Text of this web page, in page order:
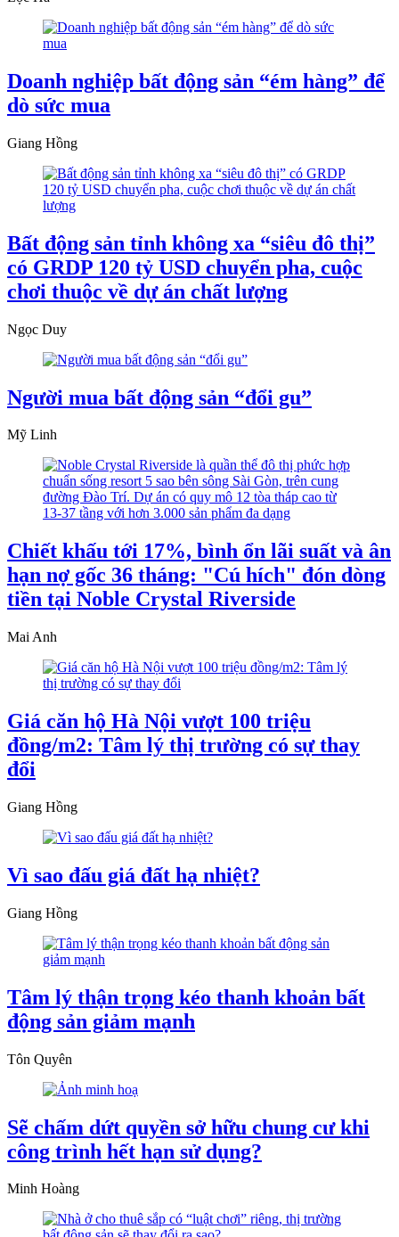
Doanh nghiệp bất động sản “ém hàng” để
dò sức mua
Giang Hồng
Bất động sản tỉnh không xa “siêu đô thị”
có GRDP 120 tỷ USD chuyển pha, cuộc
chơi thuộc về dự án chất lượng
Ngọc Duy
Người mua bất động sản “đổi gu”
Mỹ Linh
Chiết khấu tới 17%, bình ổn lãi suất và ân
hạn nợ gốc 36 tháng: "Cú hích" đón dòng
tiền tại Noble Crystal Riverside
Mai Anh
Giá căn hộ Hà Nội vượt 100 triệu
đồng/m2: Tâm lý thị trường có sự thay
đổi
Giang Hồng
Vì sao đấu giá đất hạ nhiệt?
Giang Hồng
Tâm lý thận trọng kéo thanh khoản bất
động sản giảm mạnh
Tôn Quyên
Sẽ chấm dứt quyền sở hữu chung cư khi
công trình hết hạn sử dụng?
Minh Hoàng